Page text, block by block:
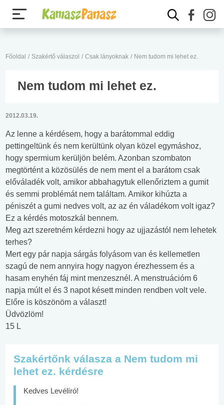
Főoldal / Szakértő válaszol / Csak lányoknak / Nem tudom mi lehet ez.
Nem tudom mi lehet ez.
2012.03.19.
Az lenne a kérdésem, hogy a barátommal eddig
pettingeltünk és nem kerültünk olyan közel egymáshoz,
hogy spermium kerüljön belém. Azonban szombaton
megtörtént a közösülés de nem ment el a barátom csak
előváladék volt, amikor abbahagytuk ellenőriztem a gumit
és semmi problémát nem találtam. Amikor kihúzta a
péniszét a gumi nedves volt, az az én váladékom volt igaz?
Ez a kérdés motoszkál bennem.
Meg azt szeretném kérdezni hogy az ujjazástól nem lehetek
terhes?
Mert egy pár napja sárgás folyásom van és kellemetlen
szagú de nem annyira hogy nagyon érezhessem és a
hasam enyhén fáj mint menzesznél. A menstruációm 6
napja múlt el és 3 napot késett minden rendben volt vele.
Előre is köszönöm a választ!
Üdvözlöm!
15 L
Szakértőnk válasza a Nem tudom mi
lehet ez. kérdésre
Kedves Levélíró!